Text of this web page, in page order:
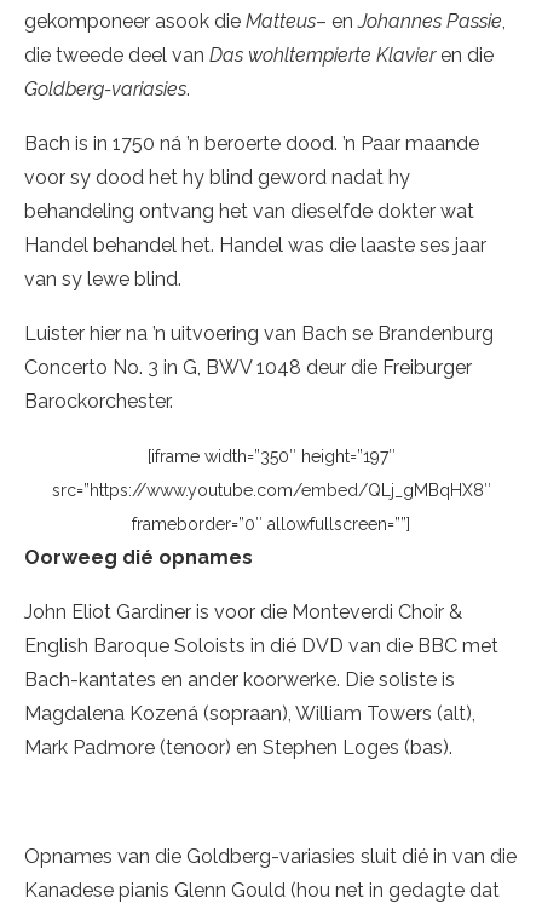
gekomponeer asook die Matteus– enJohannes Passie,
die tweede deel van Das wohltempierte Klavieren die
Goldberg-variasies.
Bach is in 1750 ná ’n beroerte dood. ’n Paar maande
voor sy dood het hy blind geword nadat hy
behandeling ontvang het van dieselfde dokter wat
Handel behandel het. Handel was die laaste ses jaar
van sy lewe blind.
Luister hier na ’n uitvoering van Bach se Brandenburg
Concerto No. 3 in G, BWV 1048 deur die Freiburger
Barockorchester.
[iframe width=”350″ height=”197″
src=”https://www.youtube.com/embed/QLj_gMBqHX8″
frameborder=”0″ allowfullscreen=””]
Oorweeg dié opnames
John Eliot Gardiner is voor die Monteverdi Choir &
English Baroque Soloists in dié DVD van die BBC met
Bach-kantates en ander koorwerke. Die soliste is
Magdalena Kozená (sopraan), William Towers (alt),
Mark Padmore (tenoor) en Stephen Loges (bas).
Opnames van die Goldberg-variasies sluit dié in van die
Kanadese pianis Glenn Gould (hou net in gedagte dat